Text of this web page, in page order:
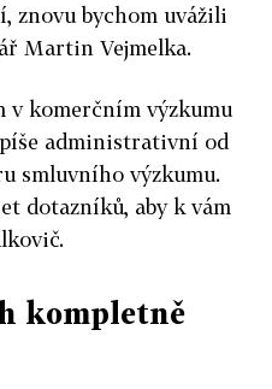
znovu bychom uvážili
Martin Vejmelka.
v komerčním výzkumu
administrativní od
smluvního výzkumu.
dotazníků, aby k vám
kompletně